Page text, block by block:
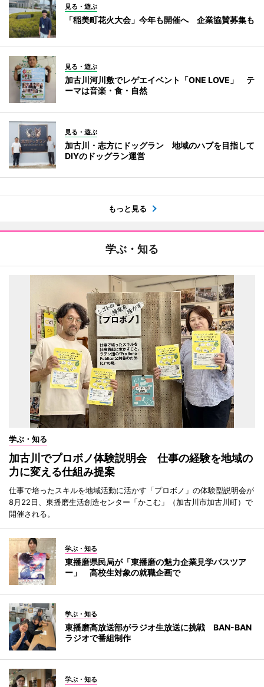
見る・遊ぶ
「稲美町花火大会」今年も開催へ 企業協賛募集も
見る・遊ぶ
加古川河川敷でレゲエイベント「ONE LOVE」 テ
ーマは音楽・食・自然
見る・遊ぶ
加古川・志方にドッグラン 地域のハブを目指して
DIYのドッグラン運営
もっと見る
学ぶ・知る
学ぶ・知る
加古川でプロボノ体験説明会 仕事の経験を地域の
力に変える仕組み提案
仕事で培ったスキルを地域活動に活かす「プロボノ」の体験型説明会が
8月22日、東播磨生活創造センター「かこむ」（加古川市加古川町）で
開催される。
学ぶ・知る
東播磨県民局が「東播磨の魅力企業見学バスツア
ー」 高校生対象の就職企画で
学ぶ・知る
東播磨高放送部がラジオ生放送に挑戦 BAN-BAN
ラジオで番組制作
学ぶ・知る